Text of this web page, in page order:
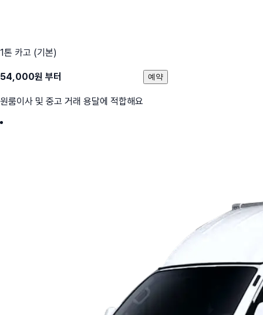
1톤 카고 (기본)
54,000원 부터
원룸이사 및 중고 거래 용달에 적합해요
예약